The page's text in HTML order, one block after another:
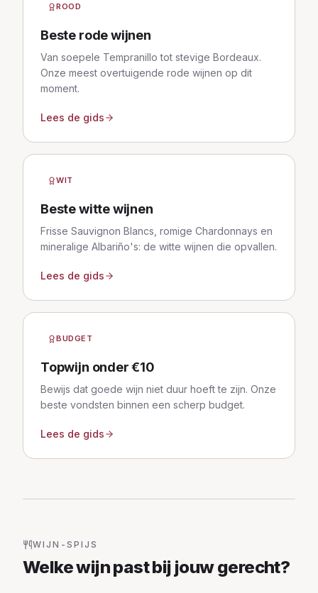
ROOD
Beste rode wijnen
Van soepele Tempranillo tot stevige Bordeaux.
Onze meest overtuigende rode wijnen op dit
moment.
Lees de gids
WIT
Beste witte wijnen
Frisse Sauvignon Blancs, romige Chardonnays en
mineralige Albariño's: de witte wijnen die opvallen.
Lees de gids
BUDGET
Topwijn onder €10
Bewijs dat goede wijn niet duur hoeft te zijn. Onze
beste vondsten binnen een scherp budget.
Lees de gids
WIJN-SPIJS
Welke wijn past bij jouw gerecht?